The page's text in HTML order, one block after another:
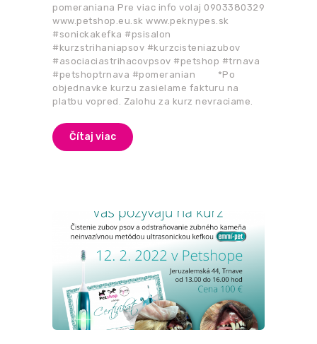
pomeraniana Pre viac info volaj 0903380329
www.petshop.eu.sk www.peknypes.sk
#sonickakefka #psisalon
#kurzstrihaniapsov #kurzcisteniazubov
#asociaciastrihacovpsov #petshop #trnava
#petshoptrnava #pomeranian *Po
objednavke kurzu zasielame fakturu na
platbu vopred. Zalohu za kurz nevraciame.
Čítaj viac